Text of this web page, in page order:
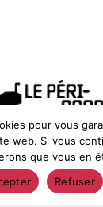
de la vierge, Nîmes
: 6 rue de
pour vous
web. Si vous
que vous en
Refuser